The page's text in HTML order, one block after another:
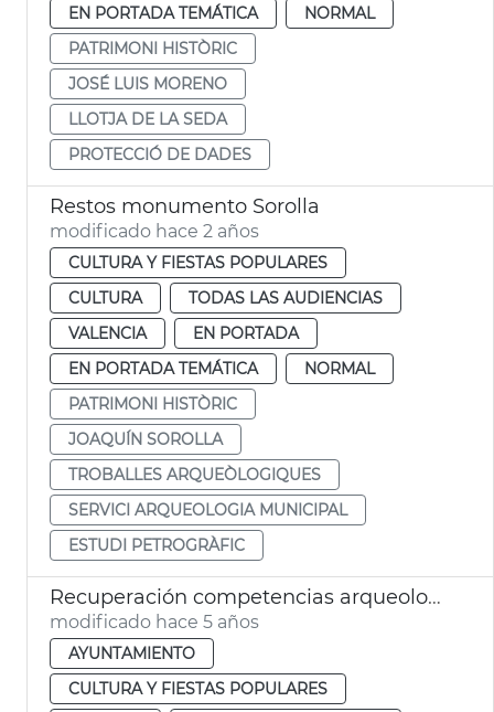
EN PORTADA TEMÁTICA
NORMAL
PATRIMONI HISTÒRIC
JOSÉ LUIS MORENO
LLOTJA DE LA SEDA
PROTECCIÓ DE DADES
Restos monumento Sorolla
modificado hace 2 años
CULTURA Y FIESTAS POPULARES
CULTURA
TODAS LAS AUDIENCIAS
VALENCIA
EN PORTADA
EN PORTADA TEMÁTICA
NORMAL
PATRIMONI HISTÒRIC
JOAQUÍN SOROLLA
TROBALLES ARQUEÒLOGIQUES
SERVICI ARQUEOLOGIA MUNICIPAL
ESTUDI PETROGRÀFIC
Recuperación competencias arqueología
modificado hace 5 años
AYUNTAMIENTO
CULTURA Y FIESTAS POPULARES